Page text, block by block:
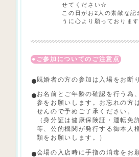
せてください☆
この日がお2人の素敵な記
うに心より願っております
ご参加についてのご注意点
既婚者の方の参加は入場をお断
お名前とご年齢の確認を行う為
参をお願いします。お忘れの方
せんので予めご了承ください。
（身分証は健康保険証・運転免
等、公的機関が発行する御本人
類をお願いします。）
会場の入店時に手指の消毒をお